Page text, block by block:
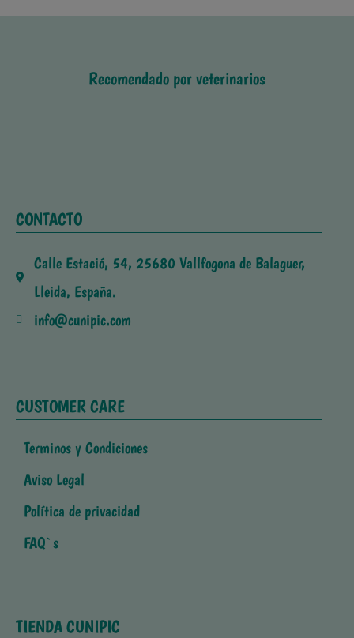
Recomendado por veterinarios
CONTACTO
Calle Estació, 54, 25680 Vallfogona de Balaguer,
Lleida, España.
info@cunipic.com
CUSTOMER CARE
Terminos y Condiciones
Aviso Legal
Política de privacidad
FAQ`s
TIENDA CUNIPIC